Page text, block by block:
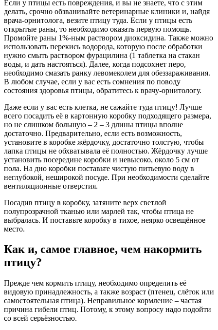
Если у птицы есть повреждения, и вы не знаете, что с этим
делать, срочно обзванивайте ветеринарные клиники и, найдя
врача-орнитолога, везите птицу туда. Если у птицы есть
открытые раны, то необходимо оказать первую помощь.
Промойте раны 1%-ным раствором диоксидина. Также можно
использовать перекись водорода, которую после обработки
нужно смыть раствором фурацилина (1 таблетка на стакан
воды, и дать настояться). Далее, когда подсохнет перо,
необходимо смазать ранку левомеколем для обеззараживания.
В любом случае, если у вас есть сомнения по поводу
состояния здоровья птицы, обратитесь к врачу-орнитологу.
Даже если у вас есть клетка, не сажайте туда птицу! Лучше
всего посадить её в картонную коробку подходящего размера,
но не слишком большую – 2 – 3 длины птицы вполне
достаточно. Предварительно, если есть возможность,
установите в коробке жёрдочку, достаточно толстую, чтобы
лапка птицы не обхватывала её полностью. Жёрдочку лучше
установить посередине коробки и невысоко, около 5 см от
пола. На дно коробки поставьте чистую питьевую воду в
неглубокой, неширокой посуде. При необходимости сделайте
вентиляционные отверстия.
Посадив птицу в коробку, затяните верх светлой
полупрозрачной тканью или марлей так, чтобы птица не
выбралась. И поставьте коробку в тихое, неярко освещённое
место.
Как и, самое главное, чем накормить
птицу?
Прежде чем кормить птицу, необходимо определить её
видовую принадлежность, а также возраст (птенец, слёток или
самостоятельная птица). Неправильное кормление – частая
причина гибели птиц. Потому, к этому вопросу надо подойти
со всей серьёзностью.